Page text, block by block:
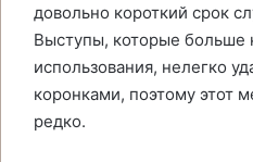
довольно короткий срок
Выступы, которые больше
использования, нелегко
коронками, поэтому этот
редко.